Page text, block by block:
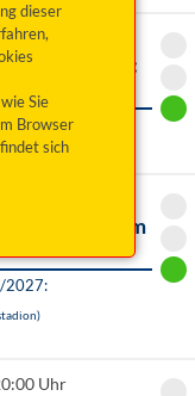
dieser
Sie
Browser
sich
Uhr
Uhr
vs. Bietigheim
2027:
Uhr